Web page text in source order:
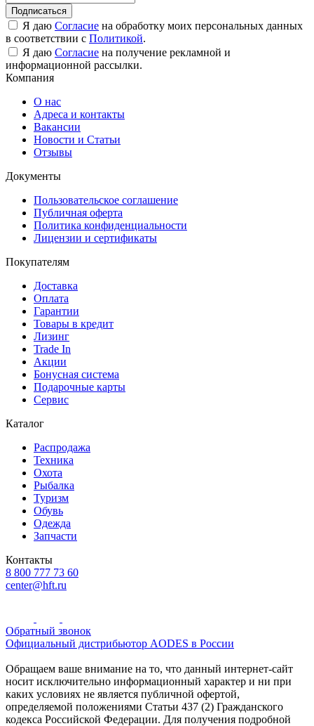
Подписаться
Я даю Согласие на обработку моих персональных данных
в соответствии с Политикой.
Я даю Согласие на получение рекламной и
информационной рассылки.
Компания
О нас
Адреса и контакты
Вакансии
Новости и Статьи
Отзывы
Документы
Пользовательское соглашение
Публичная оферта
Политика конфиденциальности
Лицензии и сертификаты
Покупателям
Доставка
Оплата
Гарантии
Товары в кредит
Лизинг
Trade In
Акции
Бонусная система
Подарочные карты
Сервис
Каталог
Распродажа
Техника
Охота
Рыбалка
Туризм
Обувь
Одежда
Запчасти
Контакты
8 800 777 73 60
center@hft.ru
Обратный звонок
Официальный дистрибьютор AODES в России
Обращаем ваше внимание на то, что данный интернет-сайт
носит исключительно информационный характер и ни при
каких условиях не является публичной офертой,
определяемой положениями Статьи 437 (2) Гражданского
кодекса Российской Федерации. Для получения подробной